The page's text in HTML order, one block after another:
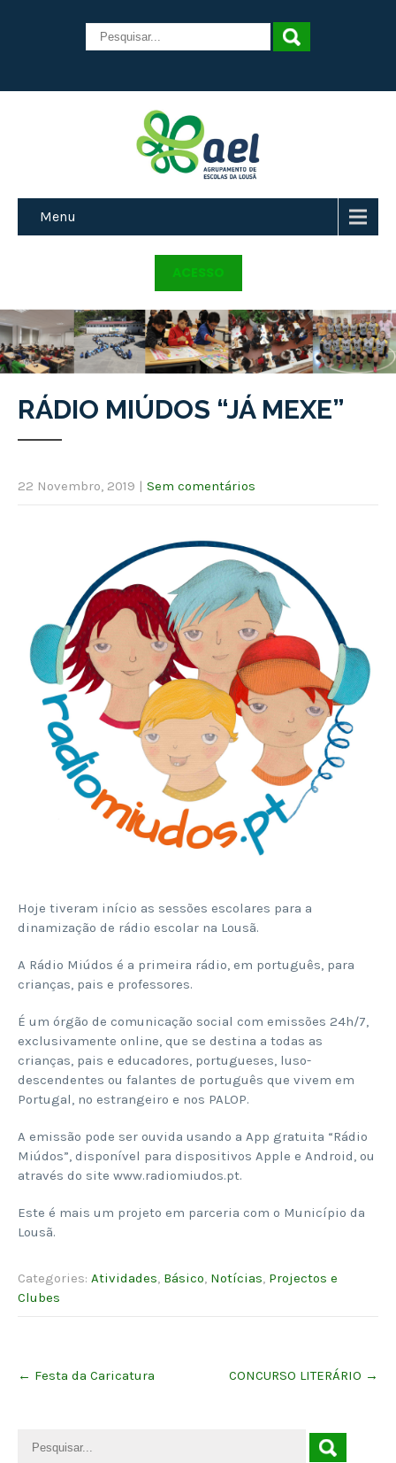
Menu
ACESSO
RÁDIO MIÚDOS “JÁ MEXE”
22 Novembro, 2019 | Sem comentários
Hoje tiveram início as sessões escolares para a
dinamização de rádio escolar na Lousã.
A Rádio Miúdos é a primeira rádio, em português, para
crianças, pais e professores.
É um órgão de comunicação social com emissões 24h/7,
exclusivamente online, que se destina a todas as
crianças, pais e educadores, portugueses, luso-
descendentes ou falantes de português que vivem em
Portugal, no estrangeiro e nos PALOP.
A emissão pode ser ouvida usando a App gratuita “Rádio
Miúdos”, disponível para dispositivos Apple e Android, ou
através do site www.radiomiudos.pt.
Este é mais um projeto em parceria com o Município da
Lousã.
Categories: Atividades Básico Notícias Projectos e
Clubes
navigation
← Festa da Caricatura CONCURSO LITERÁRIO →